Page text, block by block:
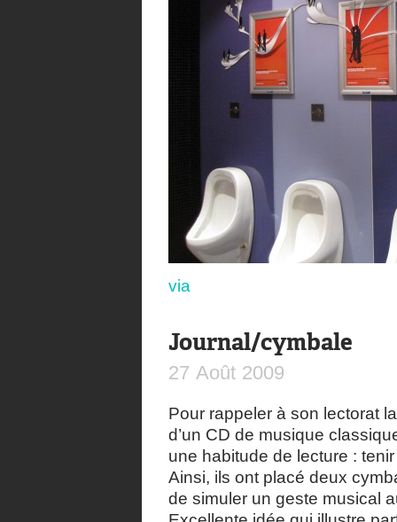
via
Journal/cymbale
27 Août 2009
Pour rappeler à son lectorat
d’un CD de musique
une habitude de lecture :
Ainsi, ils ont placé deux
de simuler un geste musical